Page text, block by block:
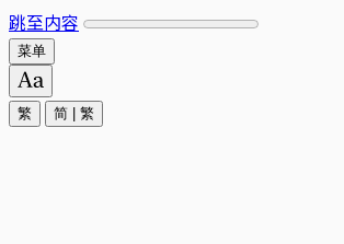
跳至内容
菜单
繁 简 繁